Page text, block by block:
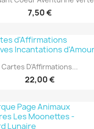
7,50 €
Aperçu rapide
Cartes D'Affirmations...
22,00 €